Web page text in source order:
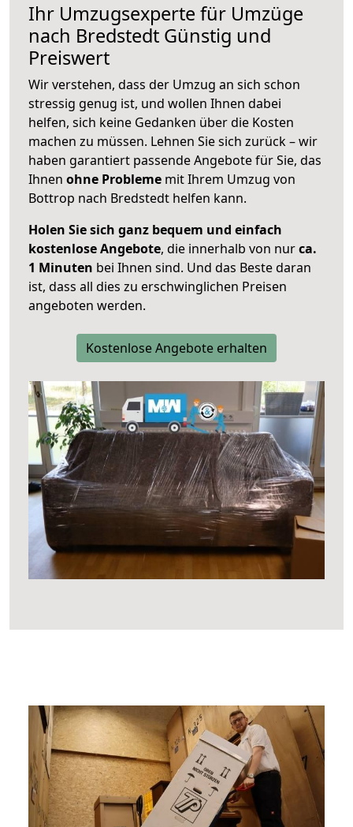
Ihr Umzugsexperte für Umzüge
nach Bredstedt Günstig und
Preiswert
Wir verstehen, dass der Umzug an sich schon
stressig genug ist, und wollen Ihnen dabei
helfen, sich keine Gedanken über die Kosten
machen zu müssen. Lehnen Sie sich zurück – wir
haben garantiert passende Angebote für Sie, das
Ihnen ohne Probleme mit Ihrem Umzug von
Bottrop nach Bredstedt helfen kann.
Holen Sie sich ganz bequem und einfach
kostenlose Angebote, die innerhalb von nurca.
1 Minuten bei Ihnen sind. Und das Beste daran
ist, dass all dies zu erschwinglichen Preisen
angeboten werden.
Kostenlose Angebote erhalten